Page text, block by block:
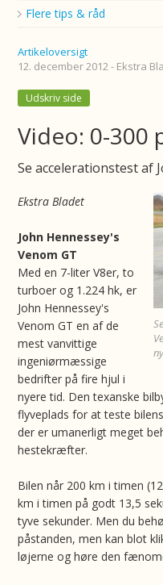
Flere tips & råd
Artikeloversigt
12. december 2012 - Ekstra
Udskriv side
Video: 0-300
Se accelerationstest af
Ekstra Bladet
John Hennessey's
Venom GT
Med en 7-liter V8er, to
turboer og 1.224 hk, er
John Hennessey's
Venom GT en af de
mest vanvittige
ingeniørmæssige
bedrifter på fire hjul i
nyere tid. Den texanske
flyveplads for at teste
der er umanerligt meget
hestekræfter.
Bilen når 200 km i timen
km i timen på godt 13,5
tyve sekunder. Men du
påstanden, men kan blot
løjerne og høre den